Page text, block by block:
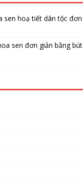
sen hoạ tiết dân tộc đơn
sen đơn giản bằng bút